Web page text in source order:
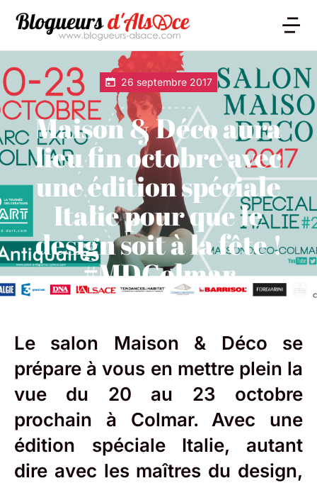
26 septembre 2017
Maison & Déco aura
lieu fin octobre avec
une édition spéciale
Italie pour que le
design soit à la fête !
#MDColmar
Le salon Maison & Déco se
prépare à vous en mettre plein la
vue du 20 au 23 octobre
prochain à Colmar. Avec une
édition spéciale Italie, autant
dire avec les maîtres du design,